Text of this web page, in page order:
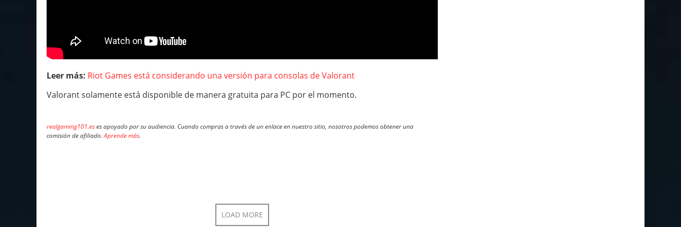
Leer más: Riot Games está considerando una versión para consolas de Valorant
Valorant solamente está disponible de manera gratuita para PC por el momento.
realgaming101.eses apoyado por su audiencia. Cuando compras a través de un enlace en nuestro sitio, nosotros podemos obtener una
comisión de afiliado.Aprende más.
LOAD MORE